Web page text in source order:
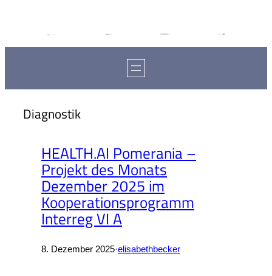
Diagnostik
HEALTH.AI Pomerania –
Projekt des Monats
Dezember 2025 im
Kooperationsprogramm
Interreg VI A
8. Dezember 2025·elisabethbecker